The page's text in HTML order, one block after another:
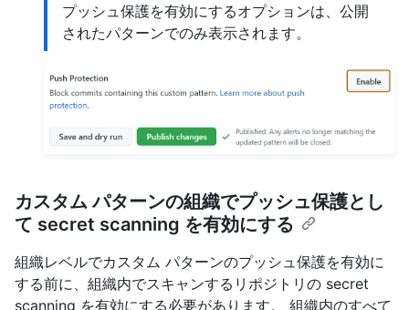
プッシュ保護を有効にするオプションは、公開
されたパターンでのみ表示されます。
カスタム パターンの組織でプッシュ保護とし
て secret scanning を有効にする
組織レベルでカスタム パターンのプッシュ保護を有効に
する前に、組織内でスキャンするリポジトリの secret
scanning を有効にする必要があります。 組織内のすべて